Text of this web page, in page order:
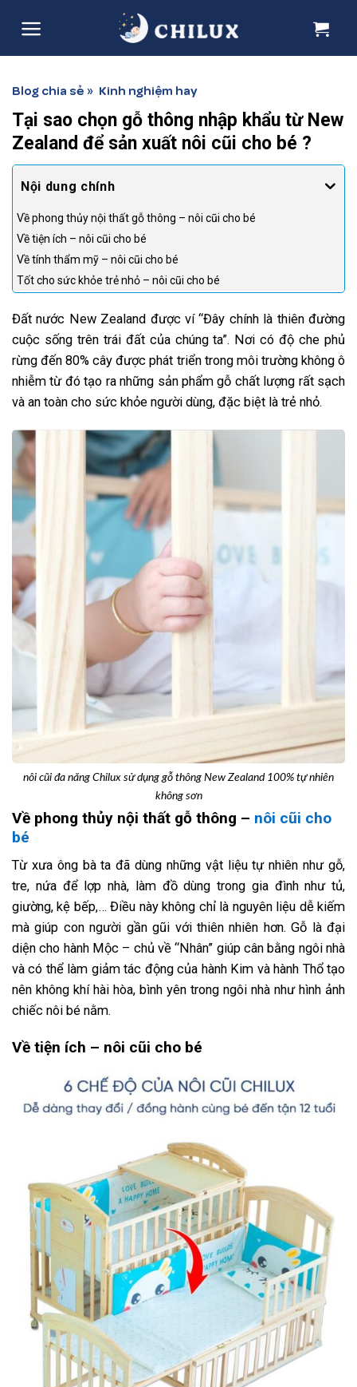
Blog chia sẻ » Kinh nghiệm hay
Tại sao chọn gỗ thông nhập khẩu từ New
Zealand để sản xuất nôi cũi cho bé ?
Về phong thủy nội thất gỗ thông – nôi cũi cho bé
Về tiện ích – nôi cũi cho bé
Về tính thẩm mỹ – nôi cũi cho bé
Tốt cho sức khỏe trẻ nhỏ – nôi cũi cho bé
Đất nước New Zealand được ví “Đây chính là thiên đường
cuộc sống trên trái đất của chúng ta”. Nơi có độ che phủ
rừng đến 80% cây được phát triển trong môi trường không ô
nhiễm từ đó tạo ra những sản phẩm gỗ chất lượng rất sạch
và an toàn cho sức khỏe người dùng, đặc biệt là trẻ nhỏ.
nôi cũi đa năng Chilux sử dụng gỗ thông New Zealand 100% tự nhiên
không sơn
Về phong thủy nội thất gỗ thông – nôi cũi cho
bé
Từ xưa ông bà ta đã dùng những vật liệu tự nhiên như gỗ,
tre, nứa để lợp nhà, làm đồ dùng trong gia đình như tủ,
giường, kệ bếp,… Điều này không chỉ là nguyên liệu dễ kiếm
mà giúp con người gần gũi với thiên nhiên hơn. Gỗ là đại
diện cho hành Mộc – chủ về “Nhân” giúp cân bằng ngôi nhà
và có thể làm giảm tác động của hành Kim và hành Thổ tạo
nên không khí hài hòa, bình yên trong ngôi nhà như hình ảnh
chiếc nôi bé nằm.
Về tiện ích – nôi cũi cho bé